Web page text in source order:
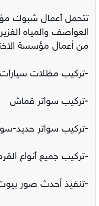
تتحمل أعمال شبوك
العواصف والمياه
من أعمال مؤسسة
-تركيب مظلات
-تركيب سواتر قماش
-تركيب سواتر حديد-
-تركيب جميع أنواع
-تنفيذ أحدث صور